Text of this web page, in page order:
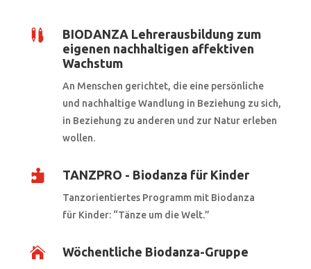

BIODANZA Lehrerausbildung zum
eigenen nachhaltigen affektiven
Wachstum
An Menschen gerichtet, die eine persönliche
und nachhaltige Wandlung in Beziehung zu sich,
in Beziehung zu anderen und zur Natur erleben
wollen.
 TANZPRO - Biodanza für Kinder
Tanzorientiertes Programm mit Biodanza
für Kinder: “Tänze um die Welt.”
 Wöchentliche Biodanza-Gruppe